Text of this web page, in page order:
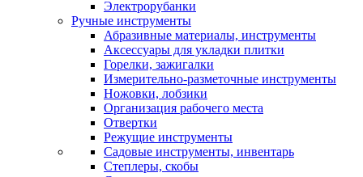
Электрорубанки
Ручные инструменты
Абразивные материалы, инструменты
Аксессуары для укладки плитки
Горелки, зажигалки
Измерительно-разметочные инструменты
Ножовки, лобзики
Организация рабочего места
Отвертки
Режущие инструменты
Садовые инструменты, инвентарь
Степлеры, скобы